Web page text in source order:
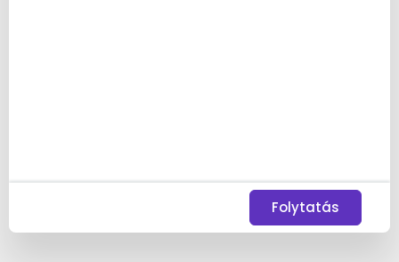
Folytatás